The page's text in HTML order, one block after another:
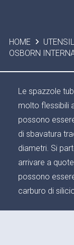
HOME
OSBORN
Le spazzole
molto flessibili
possono
di sbavatura
diametri. Si
arrivare a
possono
carburo di